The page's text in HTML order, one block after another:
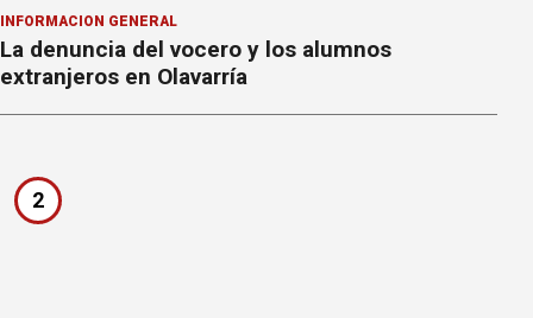
INFORMACION GENERAL
La denuncia del vocero y los alumnos
extranjeros en Olavarría
2